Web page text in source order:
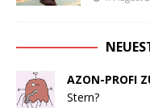
AZON-PROFI
Stern?